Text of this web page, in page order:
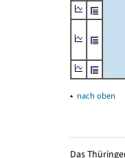
▴ nach oben
Das